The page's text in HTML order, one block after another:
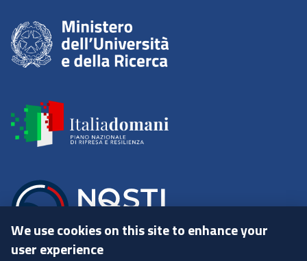
We use cookies on this site to enhance your
user experience